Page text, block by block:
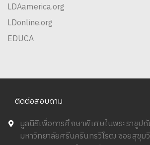
LDAamerica.org
LDonline.org
EDUCA
ติดต่อสอบถาม
มูลนิธิเพื่อการศึกษาพิเศษในพระราชูป
มหาวิทยาลัยศรีนครินทรวิโรฒ ซอยสุขุ